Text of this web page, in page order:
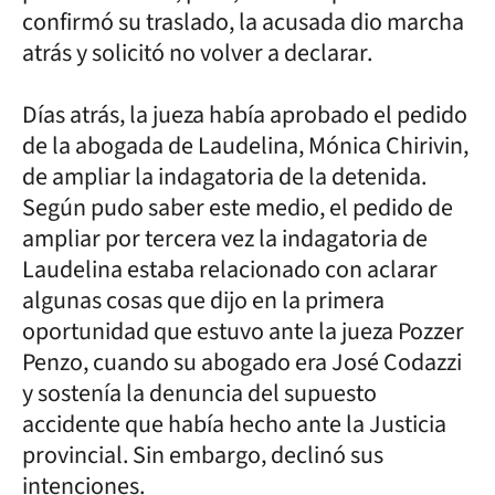
confirmó su traslado, la acusada dio marcha
atrás y solicitó no volver a declarar.
Días atrás, la jueza había aprobado el pedido
de la abogada de Laudelina, Mónica Chirivin,
de ampliar la indagatoria de la detenida.
Según pudo saber este medio, el pedido de
ampliar por tercera vez la indagatoria de
Laudelina estaba relacionado con aclarar
algunas cosas que dijo en la primera
oportunidad que estuvo ante la jueza Pozzer
Penzo, cuando su abogado era José Codazzi
y sostenía la denuncia del supuesto
accidente que había hecho ante la Justicia
provincial. Sin embargo, declinó sus
intenciones.